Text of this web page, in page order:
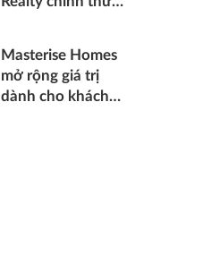
đưa bất động sản
hạng sang kết nối
toàn cầu
Masterise Homes
mở rộng giá trị
dành cho khách